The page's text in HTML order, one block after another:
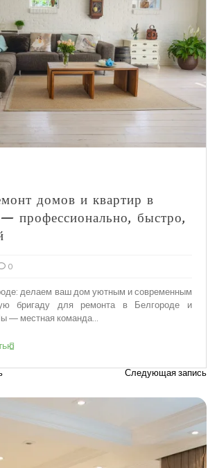
домов и квартир в
профессионально, быстро,
0
делаем ваш дом уютным и современным
бригаду для ремонта в Белгороде и
— местная команда...
Следующая запись